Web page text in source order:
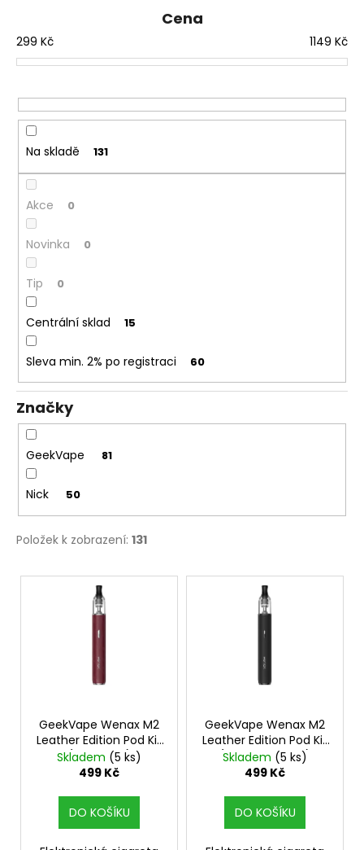
r
o
u
k
ů
Cena
299 Kč 1149 Kč
Na skladě 131
Akce 0
Novinka 0
Tip 0
Centrální sklad 15
Sleva min. 2% po registraci 60
Značky
GeekVape 81
Nick 50
Položek k zobrazení: 131
V
GeekVape Wenax M2
Leather Edition Pod Kit
(Wine Red)
Skladem (5 ks)
499 Kč
DO KOŠÍKU
GeekVape Wenax M2
Leather Edition Pod Kit
(Volcanic Black)
Skladem (5 ks)
499 Kč
DO KOŠÍKU
169
Kč
Původně:
Kč